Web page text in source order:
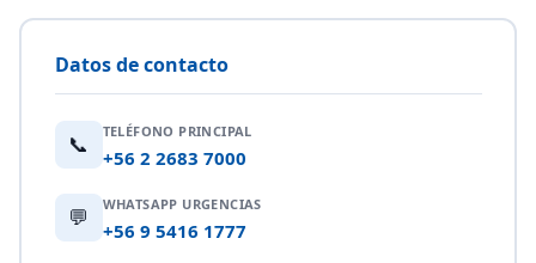
Datos de contacto
📞 TELÉFONO PRINCIPAL
+56 2 2683 7000
💬 WHATSAPP URGENCIAS
+56 9 5416 1777